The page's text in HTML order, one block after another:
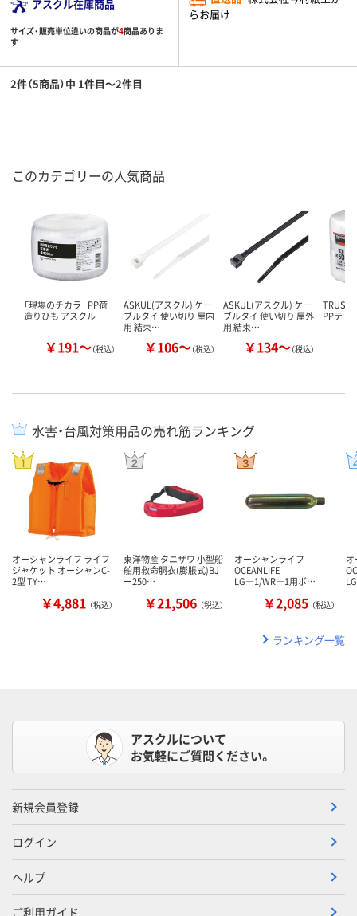
アスクル在庫商品
サイズ・販売単位違いの商品が4商品ありま
す
らお届け
2件（5商品）中 1件目～2件目
このカテゴリーの人気商品
「現場のチカラ」 PP荷
造りひも アスクル
￥191～（税込）
ASKUL(アスクル) ケー
ブルタイ 使い切り 屋内
用 結束…
￥106～（税込）
ASKUL(アスクル) ケー
ブルタイ 使い切り 屋外
用 結束…
￥134～（税込）
PPテー
水害・台風対策用品の売れ筋ランキング
オーシャンライフ ライフ
ジャケット オーシャンC-
2型 TY…
￥4,881 （税込）
東洋物産 タニザワ 小型船
舶用救命胴衣(膨脹式)BJ
ー250…
￥21,506 （税込）
オーシャンライフ
OCEANLIFE
LG―1/WR―1用ボ…
￥2,085 （税込）
ランキング一覧
アスクルについて
お気軽にご質問ください。
新規会員登録
ログイン
ヘルプ
ご利用ガイド